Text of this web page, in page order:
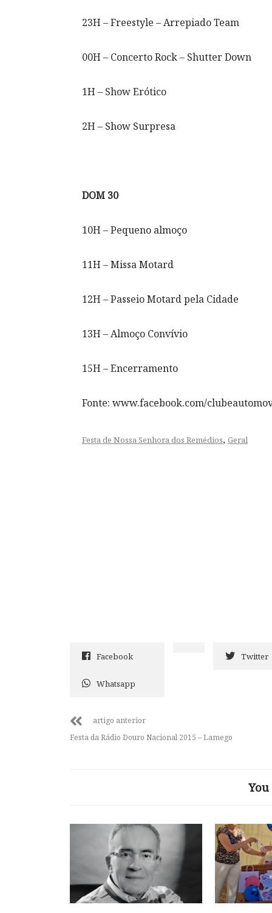
23H – Freestyle – Arrepiado Team
00H – Concerto Rock – Shutter Down
1H – Show Erótico
2H – Show Surpresa
DOM 30
10H – Pequeno almoço
11H – Missa Motard
12H – Passeio Motard pela Cidade
13H – Almoço Convívio
15H – Encerramento
Fonte: www.facebook.com/
Festa de Nossa Senhora dos Remédios, Geral
Facebook Twitter
Whatsapp
artigo anterior
Festa da Rádio Douro Nacional 2015 – Lamego